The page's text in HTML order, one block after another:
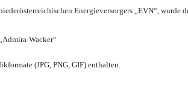
Energieversorgers „EVN“,
Wacker“
(JPG, PNG, GIF) enthalten.